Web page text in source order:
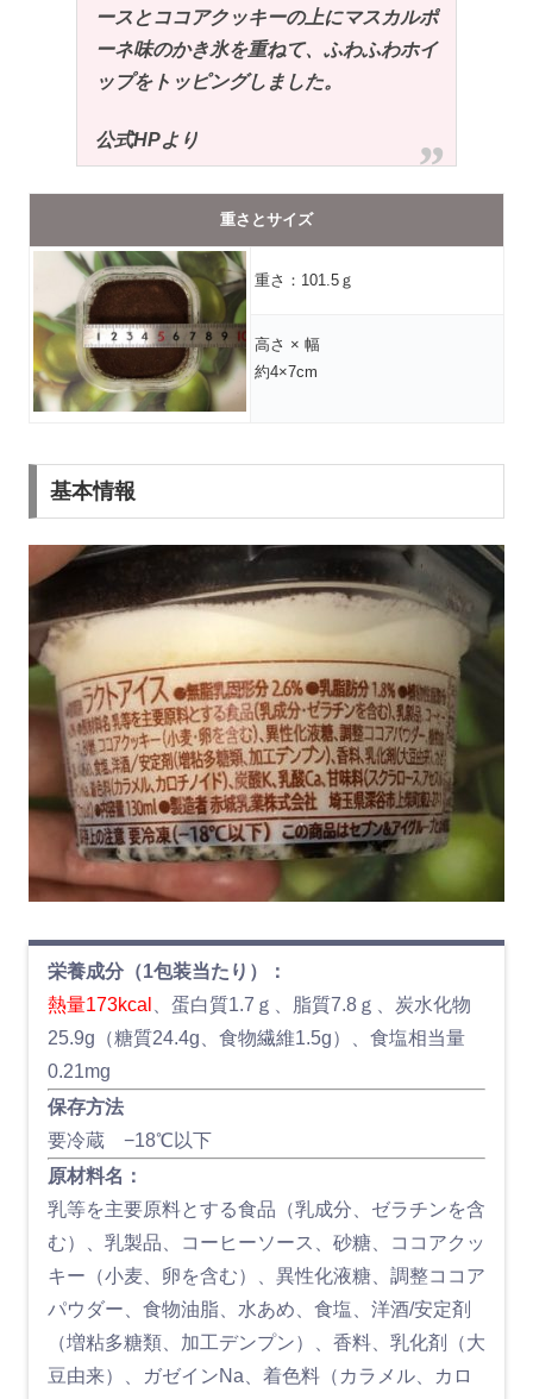
ースとココアクッキーの上にマスカルポ
ーネ味のかき氷を重ねて、ふわふわホイ
ップをトッピングしました。
公式HPより
重さとサイズ
重さ：101.5ｇ
高さ × 幅
約4×7cm
基本情報
栄養成分（1包装当たり）：
熱量173kcal
、蛋白質1.7ｇ、脂質7.8ｇ、炭水化物
25.9g（糖質24.4g、食物繊維1.5g）、食塩相当量
0.21mg
保存方法
要冷蔵 −18℃以下
原材料名：
乳等を主要原料とする食品（乳成分、ゼラチンを含
む）、乳製品、コーヒーソース、砂糖、ココアクッ
キー（小麦、卵を含む）、異性化液糖、調整ココア
パウダー、食物油脂、水あめ、食塩、洋酒/安定剤
（増粘多糖類、加工デンプン）、香料、乳化剤（大
豆由来）、ガゼインNa、着色料（カラメル、カロ